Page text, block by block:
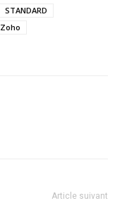
STANDARD
Zoho
Article suivant